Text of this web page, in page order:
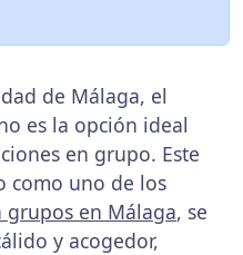
de Málaga, el
es la opción ideal
en grupo. Este
como uno de los
grupos en Málaga, se
y acogedor,